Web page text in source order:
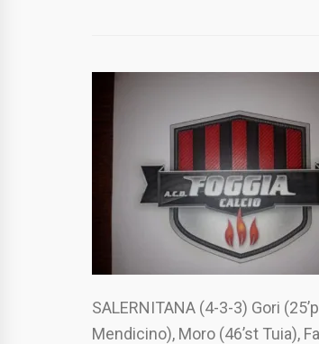
SALERNITANA (4-3-3) Gori
Mendicino), Moro (46’st Tuia),